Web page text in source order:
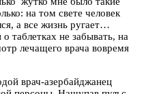
на том свете человек
а все жизнь ругает…
таблетках не забывать, на
лечащего врача вовремя
врач-азербайджанец